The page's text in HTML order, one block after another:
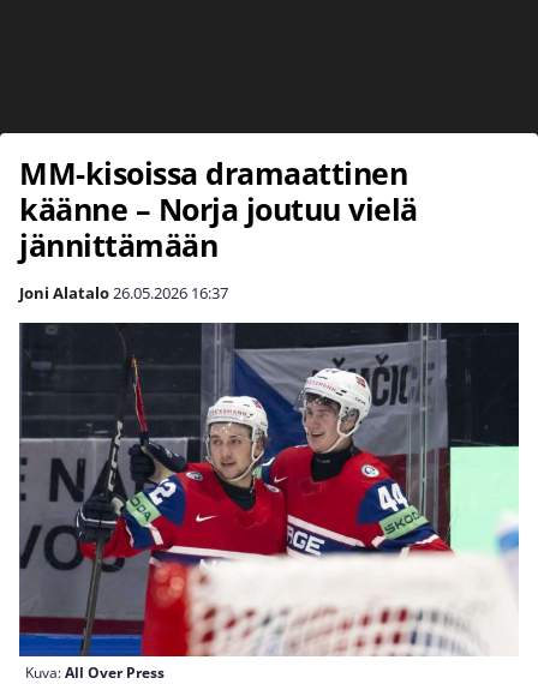
MM-kisoissa dramaattinen
käänne – Norja joutuu vielä
jännittämään
Joni Alatalo26.05.2026 16:37
Kuva:All Over Press